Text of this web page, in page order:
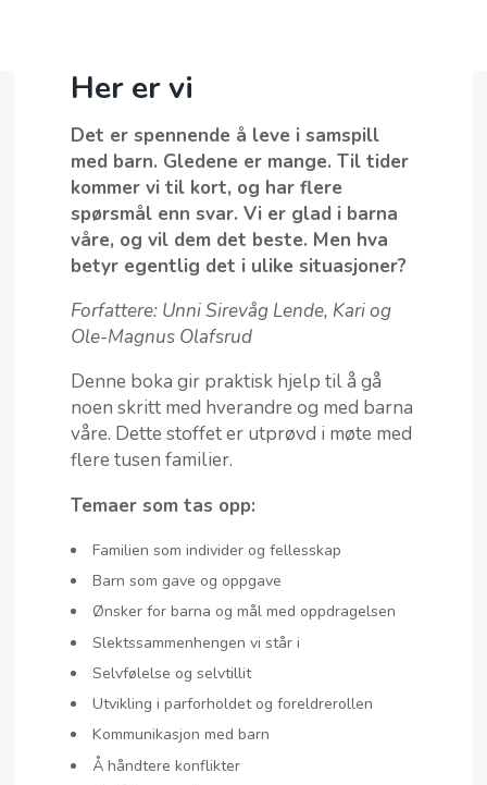
ARBEIDET VÅRT
BLI GIVER
BUTIKK
TIL INSPIRASJON
OM OSS
Her er vi
Det er spennende å leve i samspill
med barn. Gledene er mange. Til tider
kommer vi til kort, og har flere
spørsmål enn svar. Vi er glad i barna
våre, og vil dem det beste. Men hva
betyr egentlig det i ulike situasjoner?
Forfattere: Unni Sirevåg Lende, Kari og
Ole-Magnus Olafsrud
Denne boka gir praktisk hjelp til å gå
noen skritt med hverandre og med barna
våre. Dette stoffet er utprøvd i møte med
flere tusen familier.
Temaer som tas opp:
Familien som individer og fellesskap
Barn som gave og oppgave
Ønsker for barna og mål med oppdragelsen
Slektssammenhengen vi står i
Selvfølelse og selvtillit
Utvikling i parforholdet og foreldrerollen
Kommunikasjon med barn
Å håndtere konflikter